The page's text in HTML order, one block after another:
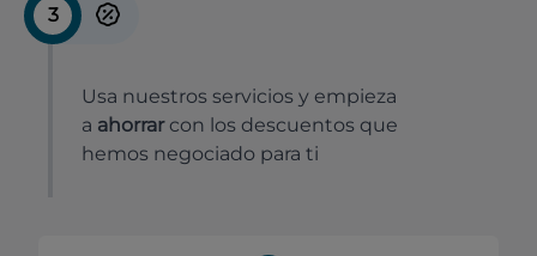
3
Usa nuestros servicios y empieza
a ahorrar con los descuentos que
hemos negociado para ti